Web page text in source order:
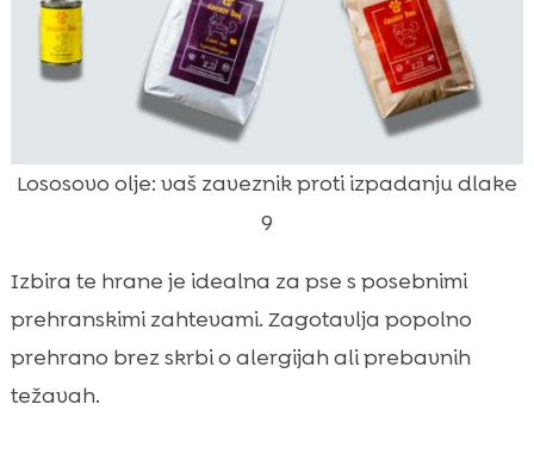
Lososovo olje: vaš zaveznik proti izpadanju dlake
9
Izbira te hrane je idealna za pse s posebnimi
prehranskimi zahtevami. Zagotavlja popolno
prehrano brez skrbi o alergijah ali prebavnih
težavah.